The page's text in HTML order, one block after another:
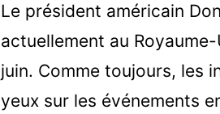
Le président américain
actuellement au
juin. Comme toujours, les
yeux sur les événements